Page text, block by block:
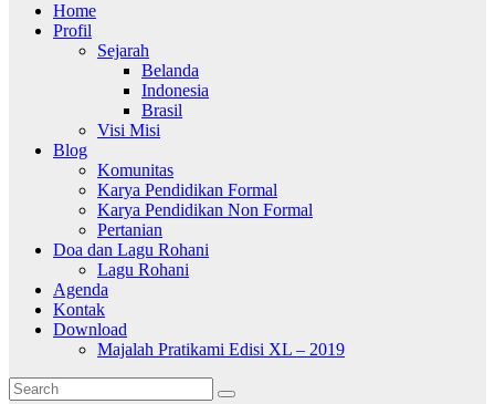
Home
Profil
Sejarah
Belanda
Indonesia
Brasil
Visi Misi
Blog
Komunitas
Karya Pendidikan Formal
Karya Pendidikan Non Formal
Pertanian
Doa dan Lagu Rohani
Lagu Rohani
Agenda
Kontak
Download
Majalah Pratikami Edisi XL – 2019